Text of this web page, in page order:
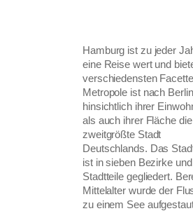
Hamburg ist zu jeder
eine Reise wert und
verschiedensten
Metropole ist nach
hinsichtlich ihrer
als auch ihrer Fläche die
zweitgrößte Stadt
Deutschlands. Das
ist in sieben Bezirke
Stadtteile gegliedert.
Mittelalter wurde der
zu einem See